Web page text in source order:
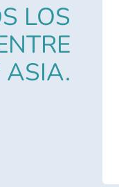
LOS
ASIA.